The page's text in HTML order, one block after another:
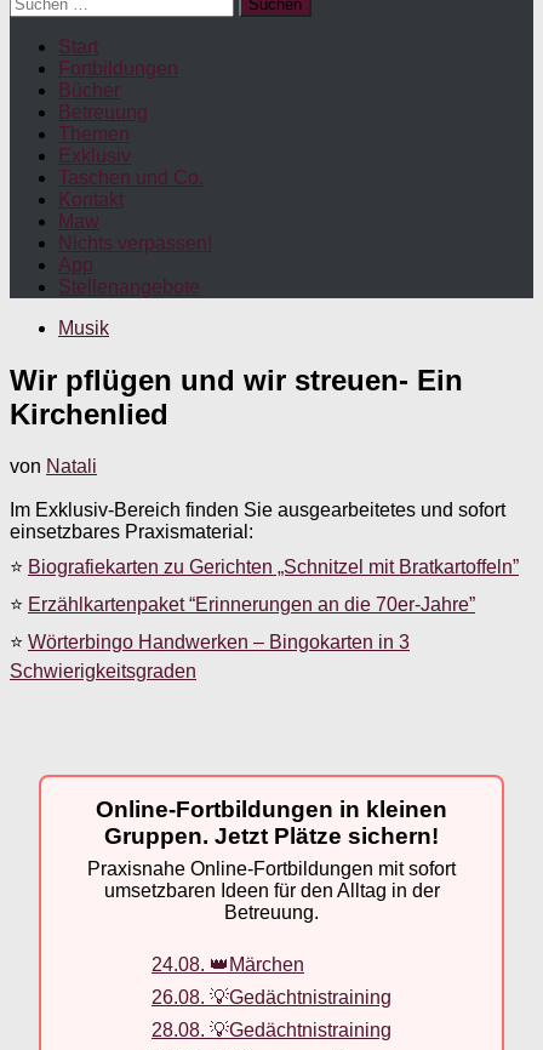
nach:
Start
Fortbildungen
Bücher
Betreuung
Themen
Exklusiv
Taschen und Co.
Kontakt
Maw
Nichts verpassen!
App
Stellenangebote
Musik
Wir pflügen und wir streuen- Ein
Kirchenlied
von Natali
Im Exklusiv-Bereich finden Sie ausgearbeitetes und sofort
einsetzbares Praxismaterial:
⭐ Biografiekarten zu Gerichten „Schnitzel mit Bratkartoffeln”
⭐ Erzählkartenpaket “Erinnerungen an die 70er-Jahre”
⭐ Wörterbingo Handwerken – Bingokarten in 3
Schwierigkeitsgraden
Online-Fortbildungen in kleinen
Gruppen. Jetzt Plätze sichern!
Praxisnahe Online-Fortbildungen mit sofort
umsetzbaren Ideen für den Alltag in der
Betreuung.
24.08. 👑Märchen
26.08. 💡Gedächtnistraining
28.08. 💡Gedächtnistraining